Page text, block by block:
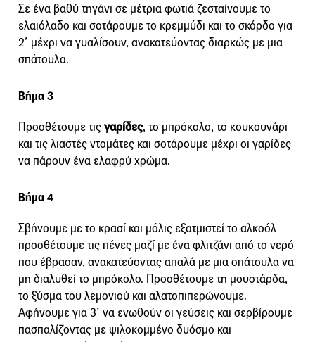
Σε ένα βαθύ τηγάνι σε μέτρια φωτιά ζεσταίνουμε το
ελαιόλαδο και σοτάρουμε το κρεμμύδι και το σκόρδο για
2’ μέχρι να γυαλίσουν, ανακατεύοντας διαρκώς με μια
σπάτουλα.
Βήμα 3
Προσθέτουμε τιςγαρίδες, το μπρόκολο, το κουκουνάρι
και τις λιαστές ντομάτες και σοτάρουμε μέχρι οι γαρίδες
να πάρουν ένα ελαφρύ χρώμα.
Βήμα 4
Σβήνουμε με το κρασί και μόλις εξατμιστεί το αλκοόλ
προσθέτουμε τις πένες μαζί με ένα φλιτζάνι από το νερό
που έβρασαν, ανακατεύοντας απαλά με μια σπάτουλα να
μη διαλυθεί το μπρόκολο. Προσθέτουμε τη μουστάρδα,
το ξύσμα του λεμονιού και αλατοπιπερώνουμε.
Αφήνουμε για 3’ να ενωθούν οι γεύσεις και σερβίρουμε
πασπαλίζοντας με ψιλοκομμένο δυόσμο και